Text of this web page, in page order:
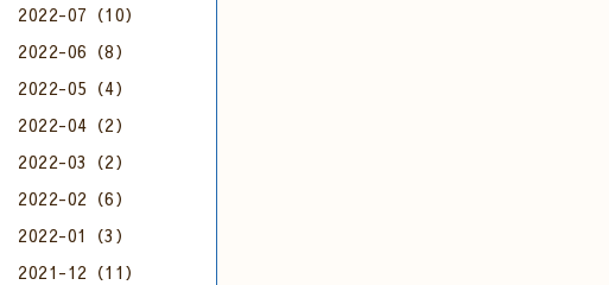
2022-07（10）
2022-06（8）
2022-05（4）
2022-04（2）
2022-03（2）
2022-02（6）
2022-01（3）
2021-12（11）